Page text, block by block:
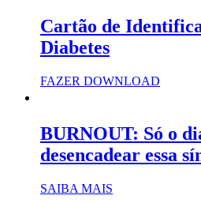
Cartão de
Diabetes
FAZER DOWNLOAD
BURNOUT: Só o
desencadear essa
SAIBA MAIS